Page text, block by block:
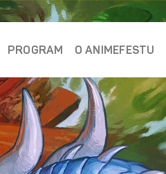
PROGRAM O ANIMEFESTU